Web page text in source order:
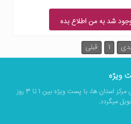
شد به من اطلاع بده
قبلی 1
ویژه
سفارش های شما برای مرکز استان ها، با پست ویژه بین 1 تا 3 روز
میگردد.